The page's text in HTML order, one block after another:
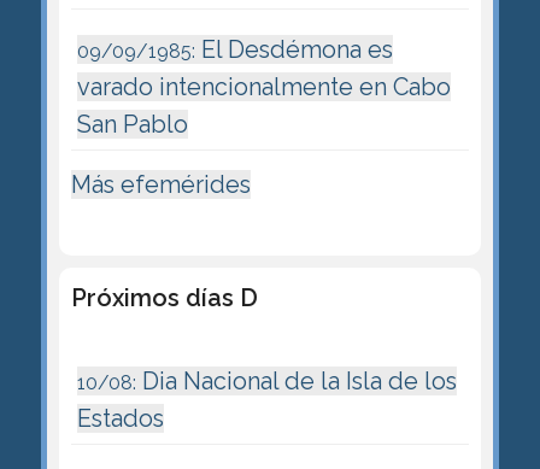
09/09/1985: El Desdémona es
varado intencionalmente en Cabo
San Pablo
Más efemérides
Próximos días D
10/08: Dia Nacional de la Isla de los
Estados